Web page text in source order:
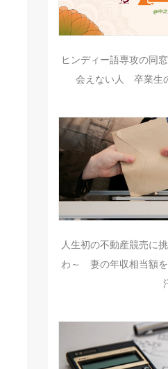
ヒンディー語専攻の同
会えない人 卒業生
人生初の不動産競売に
わ～ 妻の年収相当額